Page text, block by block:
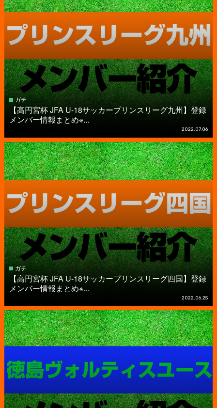
ガチ
【高円宮杯 JFA U-18サッカープリンスリーグ九州】登録
メンバー情報まとめ※...
2022.07.06
ガチ
【高円宮杯 JFA U-18サッカープリンスリーグ四国】登録
メンバー情報まとめ※...
2022.06.25